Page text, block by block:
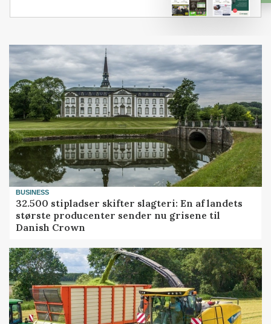
BUSINESS
32.500 stipladser skifter slagteri: En af landets
største producenter sender nu grisene til
Danish Crown